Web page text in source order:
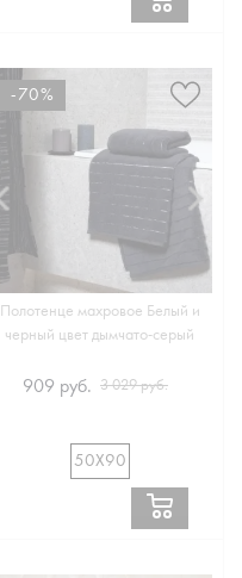
-70%
Полотенце махровое Белый и
черный цвет дымчато-серый
909 руб. 3 029 руб.
50Х90